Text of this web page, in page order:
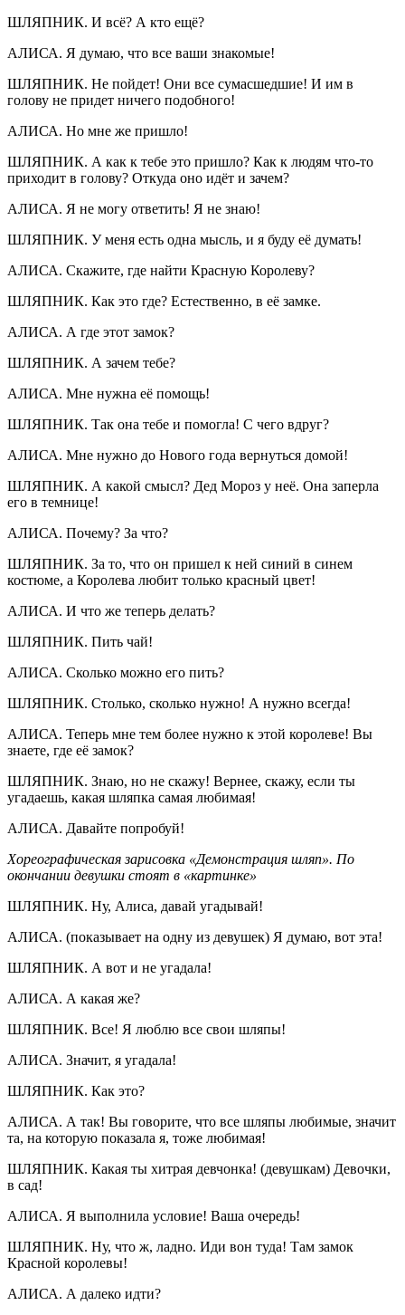
ШЛЯПНИК. И всё? А кто ещё?
АЛИСА. Я думаю, что все ваши знакомые!
ШЛЯПНИК. Не пойдет! Они все сумасшедшие! И им в
голову не придет ничего подобного!
АЛИСА. Но мне же пришло!
ШЛЯПНИК. А как к тебе это пришло? Как к людям что-то
приходит в голову? Откуда оно идёт и зачем?
АЛИСА. Я не могу ответить! Я не знаю!
ШЛЯПНИК. У меня есть одна мысль, и я буду её думать!
АЛИСА. Скажите, где найти Красную Королеву?
ШЛЯПНИК. Как это где? Естественно, в её замке.
АЛИСА. А где этот замок?
ШЛЯПНИК. А зачем тебе?
АЛИСА. Мне нужна её помощь!
ШЛЯПНИК. Так она тебе и помогла! С чего вдруг?
АЛИСА. Мне нужно до Нового года вернуться домой!
ШЛЯПНИК. А какой смысл? Дед Мороз у неё. Она заперла
его в темнице!
АЛИСА. Почему? За что?
ШЛЯПНИК. За то, что он пришел к ней синий в синем
костюме, а Королева любит только красный цвет!
АЛИСА. И что же теперь делать?
ШЛЯПНИК. Пить чай!
АЛИСА. Сколько можно его пить?
ШЛЯПНИК. Столько, сколько нужно! А нужно всегда!
АЛИСА. Теперь мне тем более нужно к этой королеве! Вы
знаете, где её замок?
ШЛЯПНИК. Знаю, но не скажу! Вернее, скажу, если ты
угадаешь, какая шляпка самая любимая!
АЛИСА. Давайте попробуй!
Хореографическая зарисовка «Демонстрация шляп». По
окончании девушки стоят в «картинке»
ШЛЯПНИК. Ну, Алиса, давай угадывай!
АЛИСА. (показывает на одну из девушек) Я думаю, вот эта!
ШЛЯПНИК. А вот и не угадала!
АЛИСА. А какая же?
ШЛЯПНИК. Все! Я люблю все свои шляпы!
АЛИСА. Значит, я угадала!
ШЛЯПНИК. Как это?
АЛИСА. А так! Вы говорите, что все шляпы любимые, значит
та, на которую показала я, тоже любимая!
ШЛЯПНИК. Какая ты хитрая девчонка! (девушкам) Девочки,
в сад!
АЛИСА. Я выполнила условие! Ваша очередь!
ШЛЯПНИК. Ну, что ж, ладно. Иди вон туда! Там замок
Красной королевы!
АЛИСА. А далеко идти?